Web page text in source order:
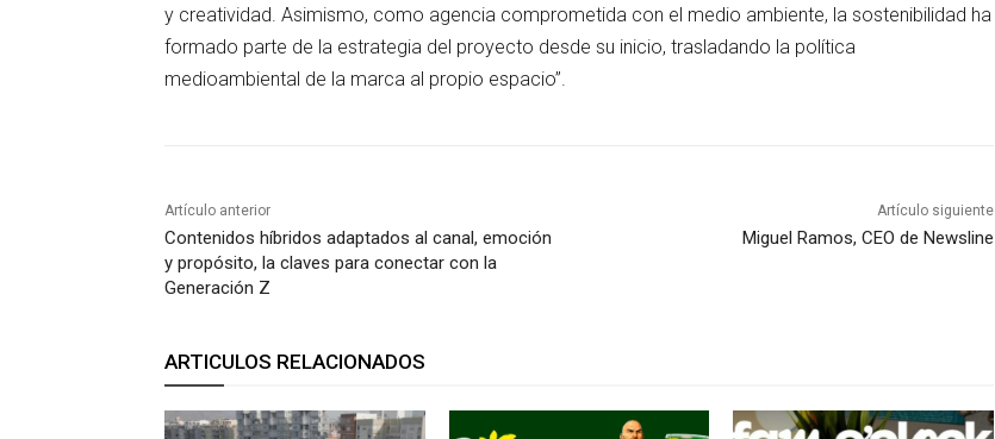
y creatividad. Asimismo, como agencia comprometida con el medio ambiente, la sostenibilidad ha
formado parte de la estrategia del proyecto desde su inicio, trasladando la política
medioambiental de la marca al propio espacio”.
Artículo anterior
Contenidos híbridos adaptados al canal, emoción
y propósito, la claves para conectar con la
Generación Z
Artículo siguiente
Miguel Ramos, CEO de Newsline
ARTICULOS RELACIONADOS